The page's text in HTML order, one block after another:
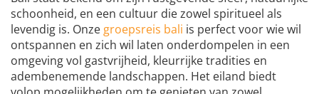
schoonheid, en een cultuur die zowel spiritueel als
levendig is. Onze groepsreis bali is perfect voor wie wil
ontspannen en zich wil laten onderdompelen in een
omgeving vol gastvrijheid, kleurrijke tradities en
adembenemende landschappen. Het eiland biedt